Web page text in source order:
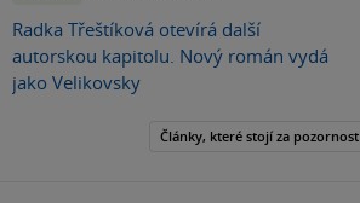
Radka Třeštíková otevírá další
autorskou kapitolu. Nový román vydá
jako Velikovsky
Články, které stojí za pozornost